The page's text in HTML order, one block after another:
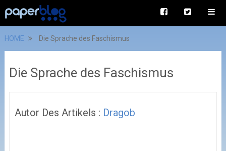
HOME Die Sprache des Faschismus
Die Sprache des Faschismus
Autor Des Artikels : Dragob